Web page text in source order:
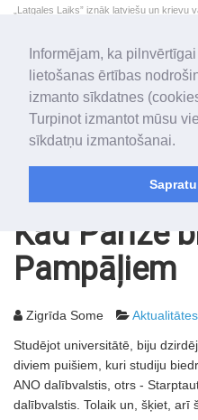
Informējam, ka
lietošanas ērtības
izmanto sīkdatnes
Turpinot izmantot mūsu
sīkdatņu izmantošanai.
Sapratu
„Latgales Laiks” iznāk latviešu un krievu
„Latgales Laiks” latviešu valodā aptver
2026. gada 7. augusts
Piektdiena
Alfrēds, Fredis, Madars
Kad Parīze
Pampāļiem
Zigrīda Some Aktualitātes
Studējot universitātē, biju
diviem puišiem, kuri studiju
ANO dalībvalstis, otrs -
dalībvalstis. Tolaik un, šķiet, arī